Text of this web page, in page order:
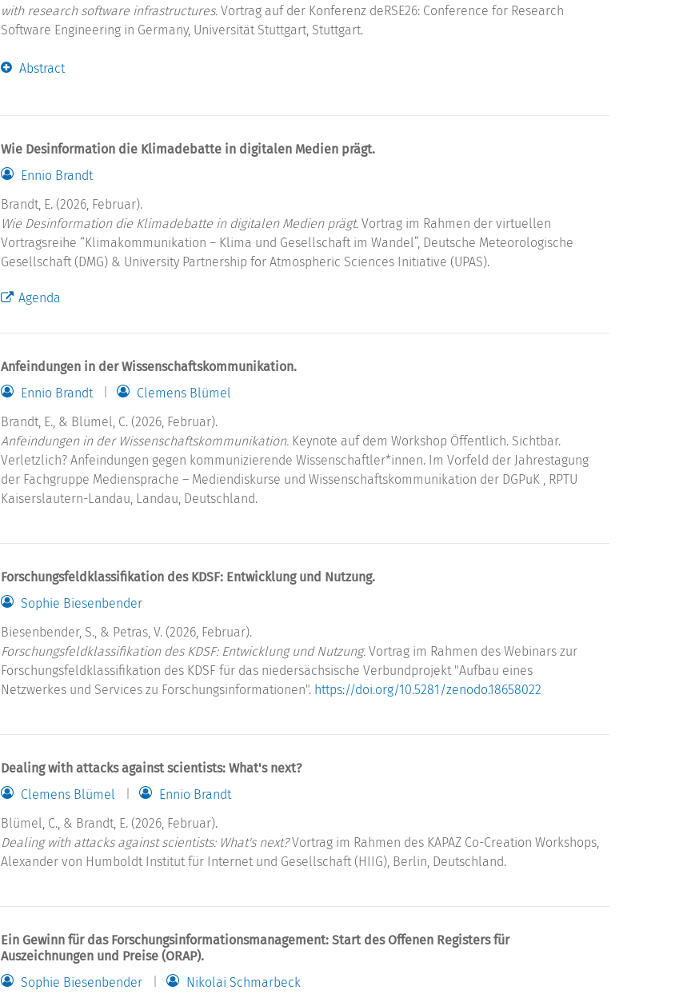
with research software infrastructures. Vortrag auf der Konferenz deRSE26: Conference for Research
Software Engineering in Germany, Universität Stuttgart, Stuttgart.
Abstract
Wie Desinformation die Klimadebatte in digitalen Medien prägt.
Ennio Brandt
Brandt, E. (2026, Februar).
Wie Desinformation die Klimadebatte in digitalen Medien prägt. Vortrag im Rahmen der virtuellen
Vortragsreihe “Klimakommunikation – Klima und Gesellschaft im Wandel”, Deutsche Meteorologische
Gesellschaft (DMG) & University Partnership for Atmospheric Sciences Initiative (UPAS).
Agenda
Anfeindungen in der Wissenschaftskommunikation.
Ennio Brandt
Clemens Blümel
Brandt, E., & Blümel, C. (2026, Februar).
Anfeindungen in der Wissenschaftskommunikation. Keynote auf dem Workshop Öffentlich. Sichtbar.
Verletzlich? Anfeindungen gegen kommunizierende Wissenschaftler*innen. Im Vorfeld der Jahrestagung
der Fachgruppe Mediensprache – Mediendiskurse und Wissenschaftskommunikation der DGPuK , RPTU
Kaiserslautern-Landau, Landau, Deutschland.
Forschungsfeldklassifikation des KDSF: Entwicklung und Nutzung.
Sophie Biesenbender
Biesenbender, S., & Petras, V. (2026, Februar).
Forschungsfeldklassifikation des KDSF: Entwicklung und Nutzung. Vortrag im Rahmen des Webinars zur
Forschungsfeldklassifikation des KDSF für das niedersächsische Verbundprojekt "Aufbau eines
Netzwerkes und Services zu Forschungsinformationen". https://doi.org/10.5281/zenodo.18658022
Dealing with attacks against scientists: What's next?
Clemens Blümel
Ennio Brandt
Blümel, C., & Brandt, E. (2026, Februar).
Dealing with attacks against scientists: What's next?Vortrag im Rahmen des KAPAZ Co-Creation Workshops,
Alexander von Humboldt Institut für Internet und Gesellschaft (HIIG), Berlin, Deutschland.
Ein Gewinn für das Forschungsinformationsmanagement: Start des Offenen Registers für
Auszeichnungen und Preise (ORAP).
Sophie Biesenbender
Nikolai Schmarbeck